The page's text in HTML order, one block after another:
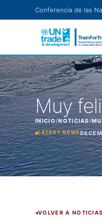
Conferencia de las
Muy
INICIO /NOTICIAS /
LATEST NEWS
VOLVER A NOTICIAS